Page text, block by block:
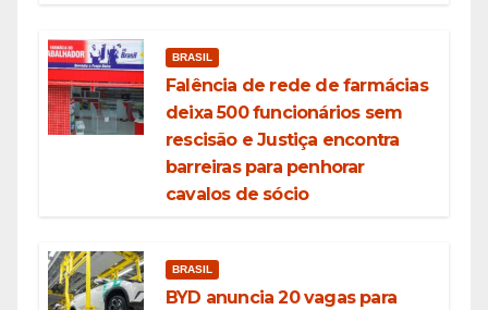
BRASIL
Falência de rede de farmácias
deixa 500 funcionários sem
rescisão e Justiça encontra
barreiras para penhorar
cavalos de sócio
BRASIL
BYD anuncia 20 vagas para